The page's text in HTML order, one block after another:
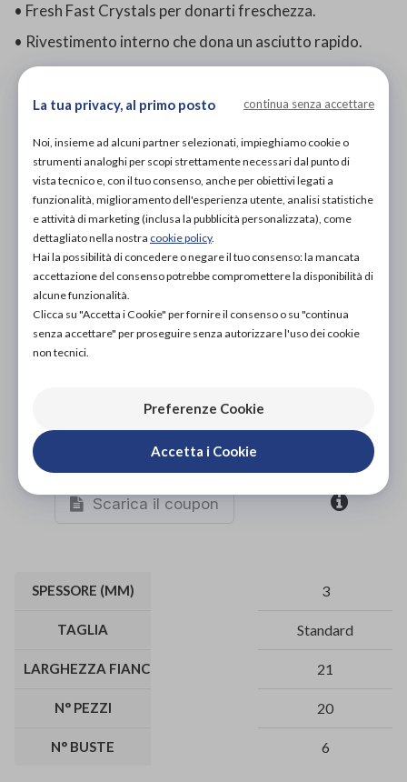
• Fresh Fast Crystals per donarti freschezza.
• Rivestimento interno che dona un asciutto rapido.
PROVA E ACQUISTA IN NEGOZIO
DA2,40€
PROVA E NOLEGGIA IN NEGOZIO
NON DISPONIBILE
ACQUISTA ONLINE
NON DISPONIBILE
Organizza prova in negozio
Scarica il coupon
SPESSORE (MM) 3
TAGLIA Standard
LARGHEZZA FIANCHI (CM) 21
N° PEZZI 20
N° BUSTE 6
La tua privacy, al primo posto continua senza accettare
Noi, insieme ad alcuni partner selezionati, impieghiamo cookie o
strumenti analoghi per scopi strettamente necessari dal punto di
vista tecnico e, con il tuo consenso, anche per obiettivi legati a
funzionalità, miglioramento dell'esperienza utente, analisi statistiche
e attività di marketing (inclusa la pubblicità personalizzata), come
dettagliato nella nostra cookie policy.
Hai la possibilità di concedere o negare il tuo consenso: la mancata
accettazione del consenso potrebbe compromettere la disponibilità di
alcune funzionalità.
Clicca su "Accetta i Cookie" per fornire il consenso o su "continua
senza accettare" per proseguire senza autorizzare l'uso dei cookie
non tecnici.
Preferenze Cookie
Accetta i Cookie